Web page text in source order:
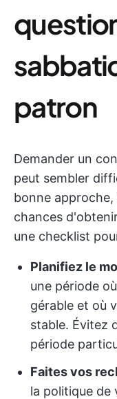
patron
Demander un
peut sembler
bonne
chances
une checklist
Planifiez le
une période
gérable et où
stable. Évitez
période
Faites vos
la politique de